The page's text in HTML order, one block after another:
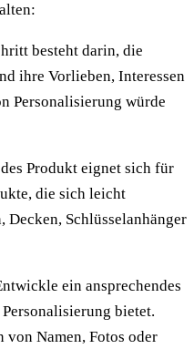
besteht darin, die
ihre Vorlieben, Interessen
Personalisierung würde
Produkt eignet sich für
die sich leicht
Decken, Schlüsselanhänger
ein ansprechendes
bietet.
von Namen, Fotos oder